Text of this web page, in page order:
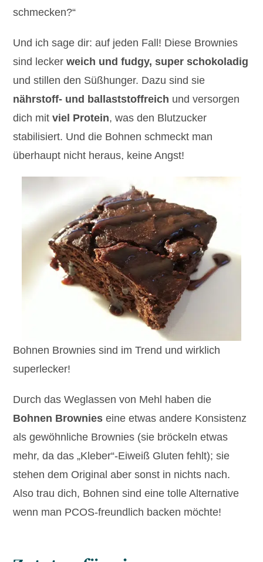
schmecken?“
Und ich sage dir: auf jeden Fall! Diese Brownies
sind leckerweich und fudgy, super schokoladig
und stillen den Süßhunger. Dazu sind sie
nährstoff- und ballaststoffreich und versorgen
dich mitviel Protein, was den Blutzucker
stabilisiert. Und die Bohnen schmeckt man
überhaupt nicht heraus, keine Angst!
Bohnen Brownies sind im Trend und wirklich
superlecker!
Durch das Weglassen von Mehl haben die
Bohnen Brownies eine etwas andere Konsistenz
als gewöhnliche Brownies (sie bröckeln etwas
mehr, da das „Kleber“-Eiweiß Gluten fehlt); sie
stehen dem Original aber sonst in nichts nach.
Also trau dich, Bohnen sind eine tolle Alternative
wenn man PCOS-freundlich backen möchte!